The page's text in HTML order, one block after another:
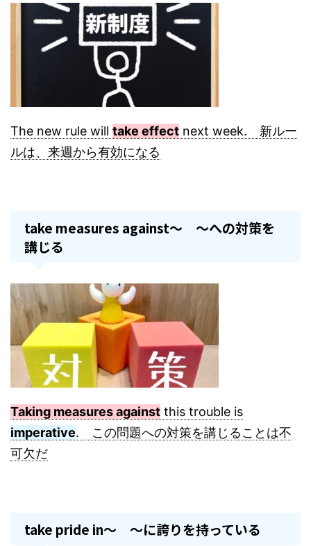
The new rule will take effect next week. 新ルー
ルは、来週から有効になる
take measures against～ ～への対策を
講じる
Taking measures against this trouble is
imperative. この問題への対策を講じることは不
可欠だ
take pride in～ ～に誇りを持っている